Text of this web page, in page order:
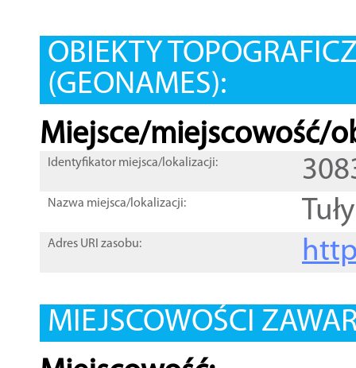
OBIEKTY
(GEONAMES):
Miejsce/miejscowość/
Identyfikator miejsca/lokalizacji:
Nazwa miejsca/lokalizacji: Tuły
Adres URI zasobu:
MIEJSCOWOŚCI